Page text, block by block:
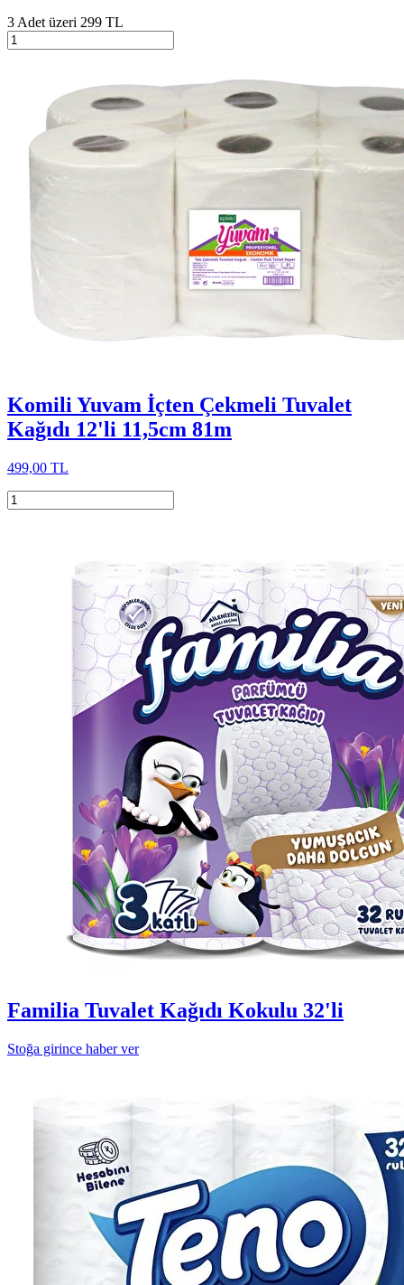
3 Adet üzeri 299 TL
Komili Yuvam İçten Çekmeli Tuvalet
Kağıdı 12'li 11,5cm 81m
499,00 TL
Familia Tuvalet Kağıdı Kokulu 32'li
Stoğa girince haber ver